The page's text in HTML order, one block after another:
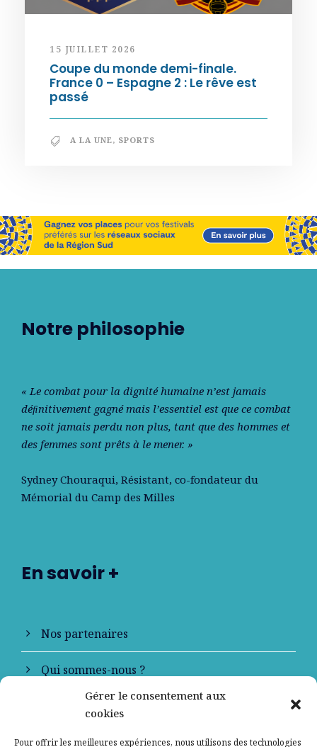
Gérer le consentement aux
cookies
Pour offrir les meilleures expériences, nous utilisons des technologies
15 JUILLET 2026
Coupe du monde demi-finale.
France 0 – Espagne 2 : Le rêve est
passé
A LA UNE, SPORTS
Notre philosophie
« Le combat pour la dignité humaine n’est jamais
déﬁnitivement gagné mais l’essentiel est que ce combat
ne soit jamais perdu non plus, tant que des hommes et
des femmes sont prêts à le mener. »
Sydney Chouraqui, Résistant, co-fondateur du
Mémorial du Camp des Milles
En savoir +
Nos partenaires
Qui sommes-nous ?
Contactez-nous
Mentions légales